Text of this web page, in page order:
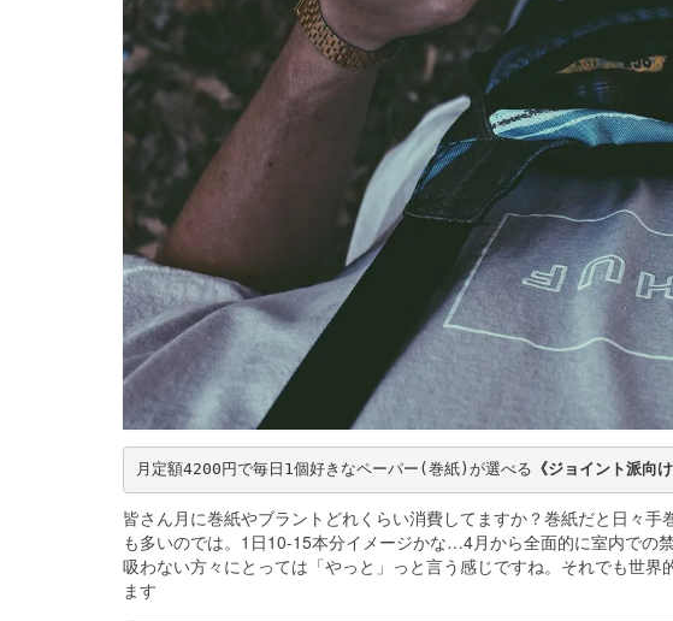
月定額4200円で毎日1個好きなペーパー(巻紙)が選べる 《ジョイント派向
皆さん月に巻紙やブラントどれくらい消費してますか？巻紙だと日々
も多いのでは。1日10-15本分イメージかな…4月から全面的に室内での
吸わない方々にとっては「やっと」っと言う感じですね。それでも世
ます